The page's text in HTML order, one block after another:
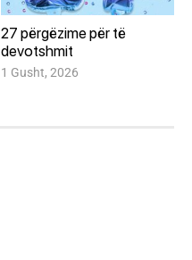
27 përgëzime për të
devotshmit
1 Gusht, 2026